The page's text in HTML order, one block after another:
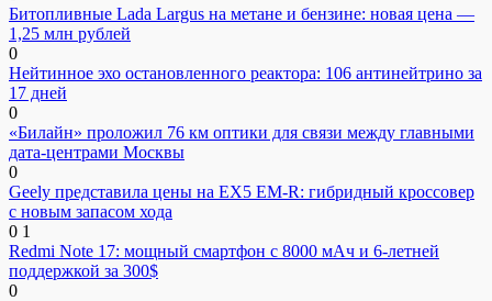
Битопливные Lada Largus на метане и бензине: новая цена —
1,25 млн рублей
0
Нейтинное эхо остановленного реактора: 106 антинейтрино за
17 дней
0
«Билайн» проложил 76 км оптики для связи между главными
дата-центрами Москвы
0
Geely представила цены на EX5 EM-R: гибридный кроссовер
с новым запасом хода
0 1
Redmi Note 17: мощный смартфон с 8000 мАч и 6-летней
поддержкой за 300$
0